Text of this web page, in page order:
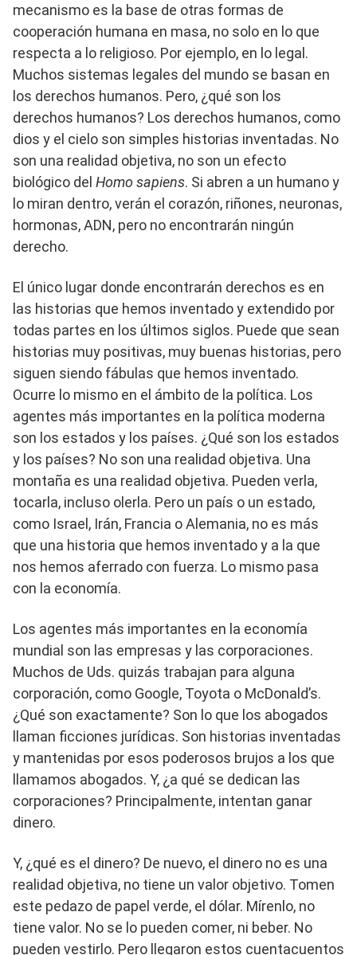
mecanismo es la base de otras formas de
cooperación humana en masa, no solo en lo que
respecta a lo religioso. Por ejemplo, en lo legal.
Muchos sistemas legales del mundo se basan en
los derechos humanos. Pero, ¿qué son los
derechos humanos? Los derechos humanos, como
dios y el cielo son simples historias inventadas. No
son una realidad objetiva, no son un efecto
biológico del Homo sapiens. Si abren a un humano y
lo miran dentro, verán el corazón, riñones, neuronas,
hormonas, ADN, pero no encontrarán ningún
derecho.
El único lugar donde encontrarán derechos es en
las historias que hemos inventado y extendido por
todas partes en los últimos siglos. Puede que sean
historias muy positivas, muy buenas historias, pero
siguen siendo fábulas que hemos inventado.
Ocurre lo mismo en el ámbito de la política. Los
agentes más importantes en la política moderna
son los estados y los países. ¿Qué son los estados
y los países? No son una realidad objetiva. Una
montaña es una realidad objetiva. Pueden verla,
tocarla, incluso olerla. Pero un país o un estado,
como Israel, Irán, Francia o Alemania, no es más
que una historia que hemos inventado y a la que
nos hemos aferrado con fuerza. Lo mismo pasa
con la economía.
Los agentes más importantes en la economía
mundial son las empresas y las corporaciones.
Muchos de Uds. quizás trabajan para alguna
corporación, como Google, Toyota o McDonald’s.
¿Qué son exactamente? Son lo que los abogados
llaman ficciones jurídicas. Son historias inventadas
y mantenidas por esos poderosos brujos a los que
llamamos abogados. Y, ¿a qué se dedican las
corporaciones? Principalmente, intentan ganar
dinero.
Y, ¿qué es el dinero? De nuevo, el dinero no es una
realidad objetiva, no tiene un valor objetivo. Tomen
este pedazo de papel verde, el dólar. Mírenlo, no
tiene valor. No se lo pueden comer, ni beber. No
pueden vestirlo. Pero llegaron estos cuentacuentos